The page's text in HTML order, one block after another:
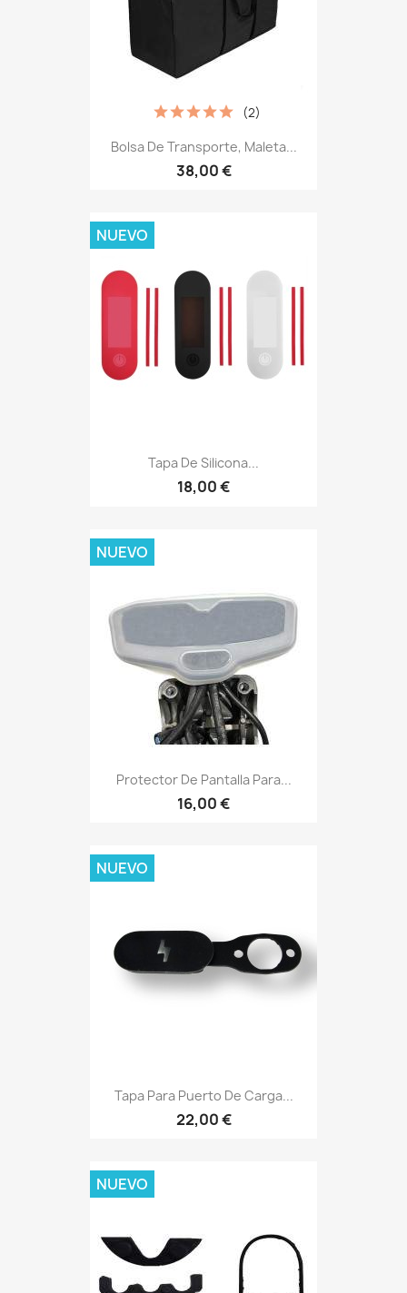
Bolsa De Transporte, Maleta...
38,00 €
(2)
Tapa De Silicona...
18,00 €
NUEVO
Protector De Pantalla Para...
16,00 €
NUEVO
Tapa Para Puerto De Carga...
22,00 €
NUEVO
NUEVO